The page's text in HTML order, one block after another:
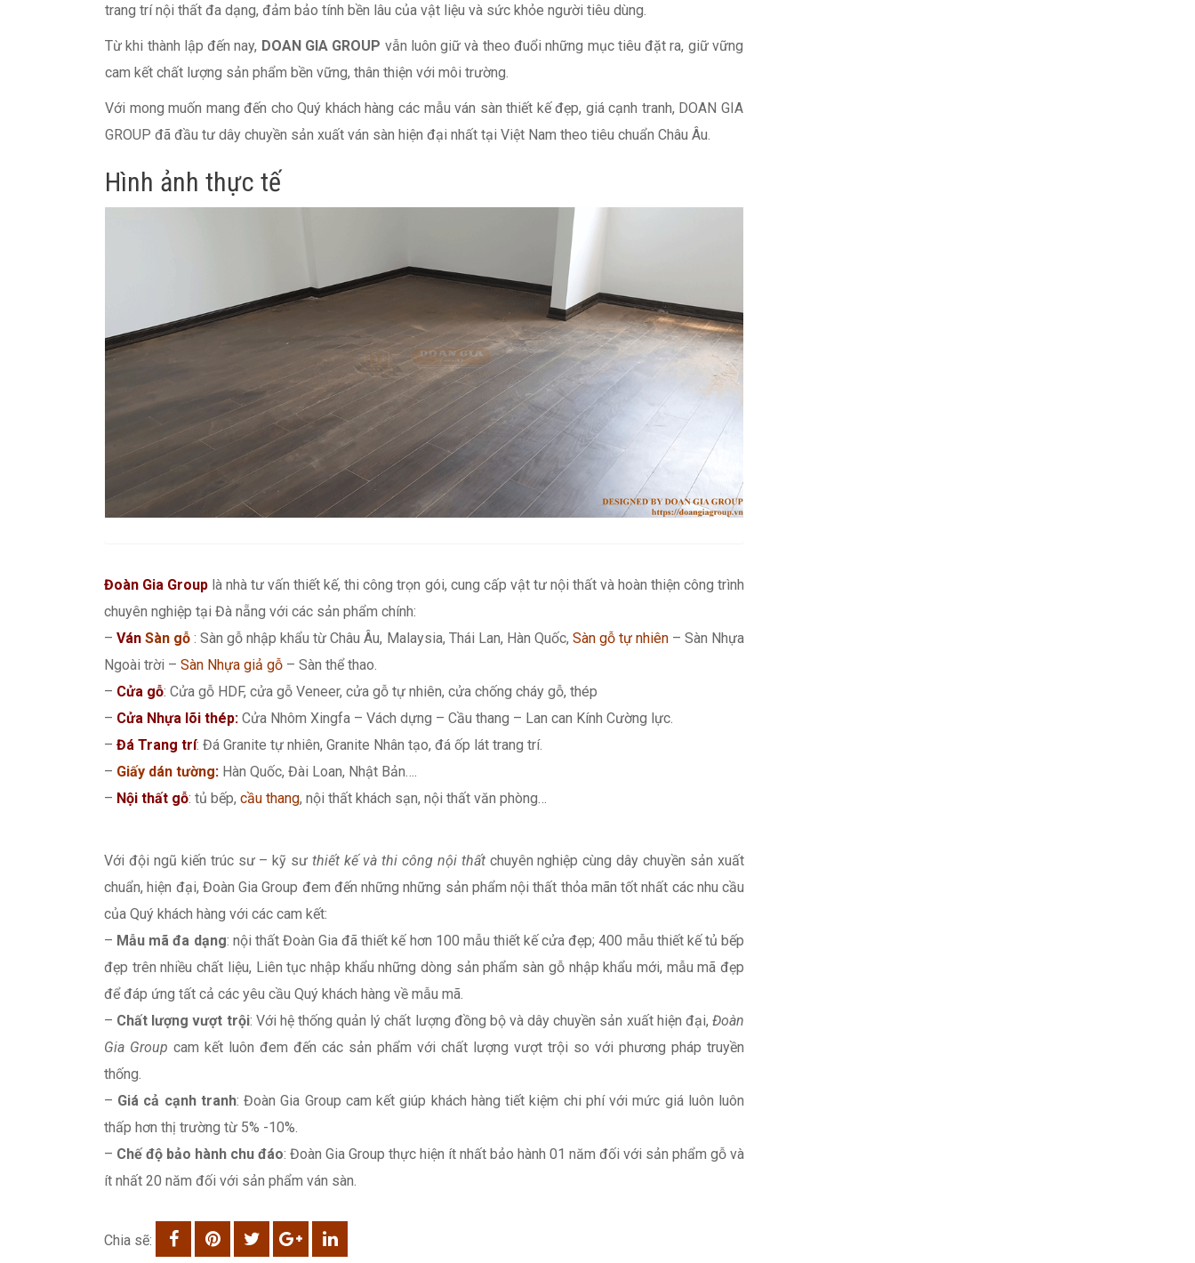
trang trí nội thất đa dạng, đảm bảo tính bền lâu của vật liệu và sức khỏe người tiêu dùng.
Từ khi thành lập đến nay, DOAN GIA GROUP vẫn luôn giữ và theo đuổi những mục tiêu đặt ra, giữ vững
cam kết chất lượng sản phẩm bền vững, thân thiện với môi trường.
Với mong muốn mang đến cho Quý khách hàng các mẫu ván sàn thiết kế đẹp, giá cạnh tranh, DOAN GIA
GROUP đã đầu tư dây chuyền sản xuất ván sàn hiện đại nhất tại Việt Nam theo tiêu chuẩn Châu Âu.
Hình ảnh thực tế
Đoàn Gia Group là nhà tư vấn thiết kế, thi công trọn gói, cung cấp vật tư nội thất và hoàn thiện công trình
chuyên nghiệp tại Đà nẵng với các sản phẩm chính:
–VánSàn gỗ : Sàn gỗ nhập khẩu từ Châu Âu, Malaysia, Thái Lan, Hàn Quốc, Sàn gỗ tự nhiên– Sàn Nhựa
Ngoài trời – Sàn Nhựa giả gỗ – Sàn thể thao.
– Cửa gỗ: Cửa gỗ HDF, cửa gỗ Veneer, cửa gỗ tự nhiên, cửa chống cháy gỗ, thép
– Cửa Nhựa lõi thép: Cửa Nhôm Xingfa – Vách dựng – Cầu thang – Lan can Kính Cường lực.
– Đá Trang trí: Đá Granite tự nhiên, Granite Nhân tạo, đá ốp lát trang trí.
– Giấy dán tường: Hàn Quốc, Đài Loan, Nhật Bản….
– Nội thất gỗ: tủ bếp, cầu thang, nội thất khách sạn, nội thất văn phòng…
Với đội ngũ kiến trúc sư – kỹ sưthiết kế và thi công nội thấtchuyên nghiệp cùng dây chuyền sản xuất
chuẩn, hiện đại, Đoàn Gia Group đem đến những những sản phẩm nội thất thỏa mãn tốt nhất các nhu cầu
của Quý khách hàng với các cam kết:
– Mẫu mã đa dạng: nội thất Đoàn Gia đã thiết kế hơn 100 mẫu thiết kế cửa đẹp; 400 mẫu thiết kế tủ bếp
đẹp trên nhiều chất liệu, Liên tục nhập khẩu những dòng sản phẩm sàn gỗ nhập khẩu mới, mẫu mã đẹp
để đáp ứng tất cả các yêu cầu Quý khách hàng về mẫu mã.
– Chất lượng vượt trội: Với hệ thống quản lý chất lượng đồng bộ và dây chuyền sản xuất hiện đại,Đoàn
Gia Group cam kết luôn đem đến các sản phẩm với chất lượng vượt trội so với phương pháp truyền
thống.
– Giá cả cạnh tranh: Đoàn Gia Group cam kết giúp khách hàng tiết kiệm chi phí với mức giá luôn luôn
thấp hơn thị trường từ 5% -10%.
– Chế độ bảo hành chu đáo: Đoàn Gia Group thực hiện ít nhất bảo hành 01 năm đối với sản phẩm gỗ và
ít nhất 20 năm đối với sản phẩm ván sàn.
Chia sẽ: